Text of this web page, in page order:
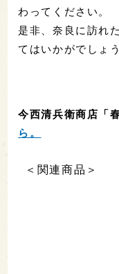
わってください。
是非、奈良に訪れ
てはいかがでしょ
今西清兵衛商店「
ら。
＜関連商品＞